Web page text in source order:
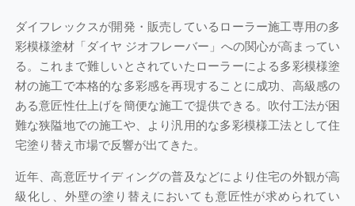
ダイフレックスが開発・販売しているローラー施工専用の多
彩模様塗材「ダイヤ ジオフレーバー」への関心が高まってい
る。これまで難しいとされていたローラーによる多彩模様塗
材の施工で本格的な多彩感を再現することに成功、高級感の
ある意匠性仕上げを簡便な施工で提供できる。吹付工法が困
難な狭隘地での施工や、より汎用的な多彩模様工法として住
宅塗り替え市場で反響が出てきた。
近年、高意匠サイディングの普及などにより住宅の外観が高
級化し、外壁の塗り替えにおいても意匠性が求められてい